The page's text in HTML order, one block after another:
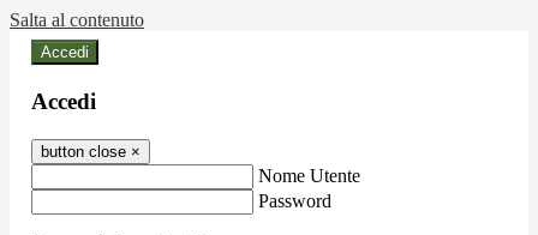
Salta al contenuto
Accedi
Accedi
button close ×
Nome Utente
Password